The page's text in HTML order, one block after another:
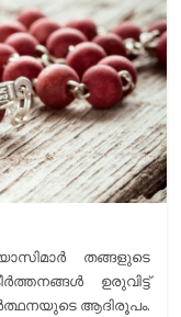
തങ്ങളുടെ
ഉരുവിട്ട്
ആദിരൂപം.
m
i
n
k
e